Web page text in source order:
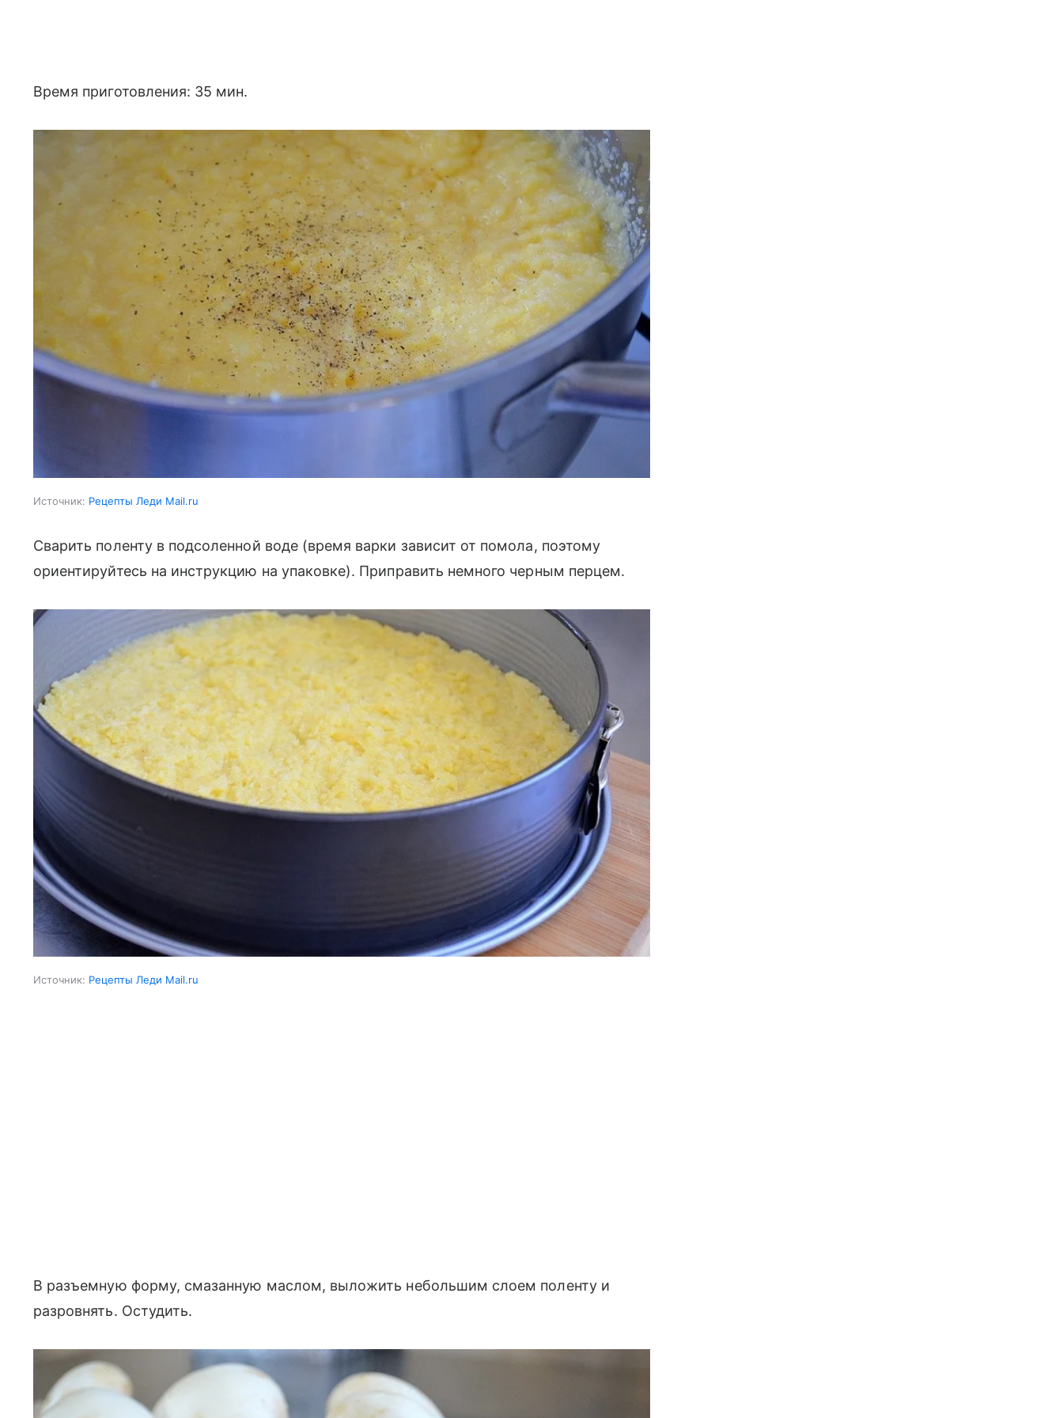
Время приготовления: 35 мин.
Источник: Рецепты Леди Mail.ru
Сварить поленту в подсоленной воде (время варки зависит от помола, поэтому
ориентируйтесь на инструкцию на упаковке). Приправить немного черным перцем.
Источник: Рецепты Леди Mail.ru
В разъемную форму, смазанную маслом, выложить небольшим слоем поленту и
разровнять. Остудить.